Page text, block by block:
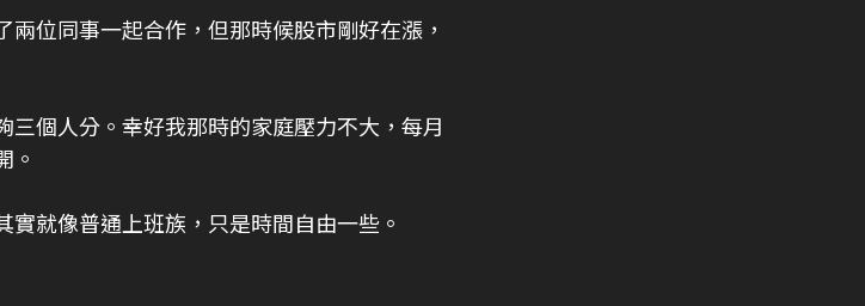
位同事一起合作，但那時候股市剛好在漲，
個人分。幸好我那時的家庭壓力不大，每月
。
就像普通上班族，只是時間自由一些。